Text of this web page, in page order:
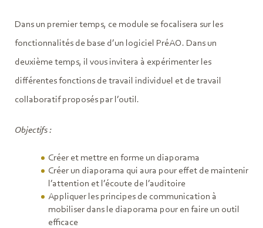
Dans un premier temps, ce module se focalisera sur les
fonctionnalités de base d’un logiciel PréAO. Dans un
deuxième temps, il vous invitera à expérimenter les
différentes fonctions de travail individuel et de travail
collaboratif proposés par l’outil.
Objectifs :
Créer et mettre en forme un diaporama
Créer un diaporama qui aura pour effet de maintenir
l’attention et l’écoute de l’auditoire
Appliquer les principes de communication à
mobiliser dans le diaporama pour en faire un outil
efficace